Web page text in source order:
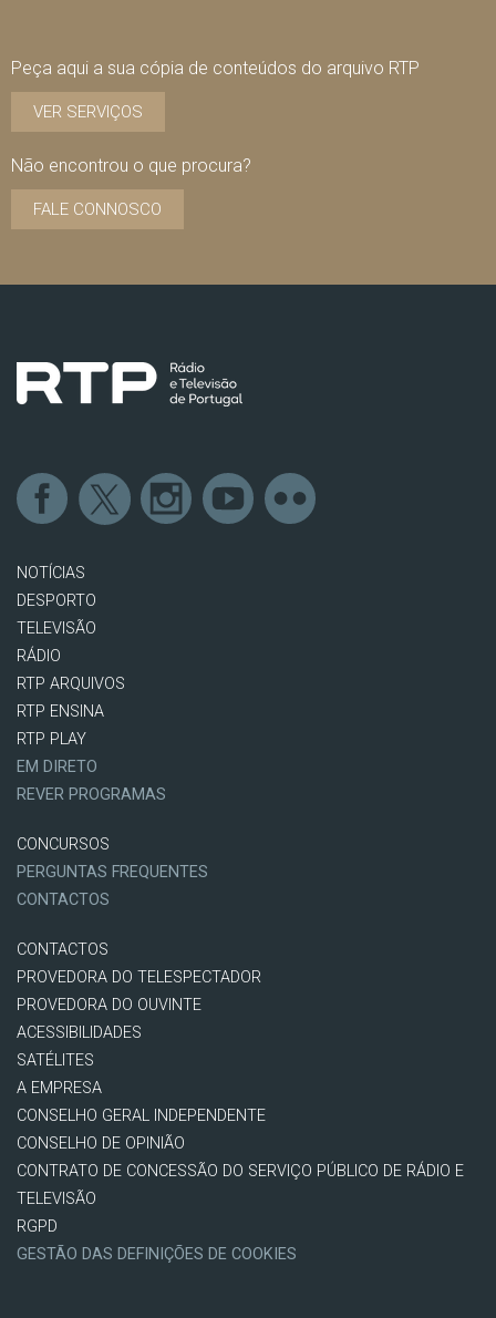
Peça aqui a sua cópia de conteúdos do arquivo RTP
VER SERVIÇOS
Não encontrou o que procura?
FALE CONNOSCO
NOTÍCIAS
DESPORTO
TELEVISÃO
RÁDIO
RTP ARQUIVOS
RTP ENSINA
RTP PLAY
EM DIRETO
REVER PROGRAMAS
CONCURSOS
PERGUNTAS FREQUENTES
CONTACTOS
CONTACTOS
PROVEDORA DO TELESPECTADOR
PROVEDORA DO OUVINTE
ACESSIBILIDADES
SATÉLITES
A EMPRESA
CONSELHO GERAL INDEPENDENTE
CONSELHO DE OPINIÃO
CONTRATO DE CONCESSÃO DO SERVIÇO PÚBLICO DE RÁDIO E
TELEVISÃO
RGPD
GESTÃO DAS DEFINIÇÕES DE COOKIES